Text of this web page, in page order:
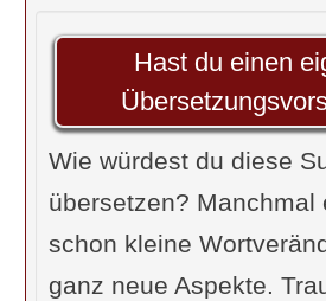
R. Sriram: „... der im
des Brahma[der
Hast du einen
Wie würdest du diese
übersetzen? Manchmal
schon kleine
ganz neue Aspekte.